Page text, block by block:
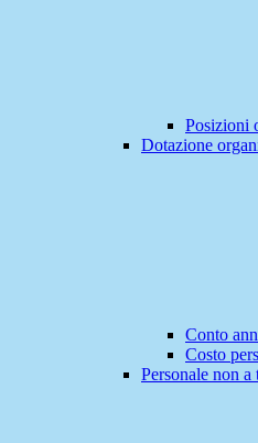
Posizioni
Dotazione
Conto
Costo
Personale non